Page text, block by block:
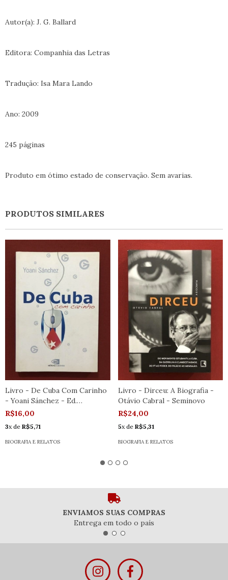
Autor(a): J. G. Ballard
Editora: Companhia das Letras
Tradução: Isa Mara Lando
Ano: 2009
245 páginas
Produto em ótimo estado de conservação. Sem avarias.
PRODUTOS SIMILARES
Livro - De Cuba Com Carinho
- Yoani Sánchez - Ed.
Contexto
R$16,00
3x de R$5,71
BIOGRAFIA E RELATOS
Livro - Dirceu: A Biografia -
Otávio Cabral - Seminovo
R$24,00
5x de R$5,31
BIOGRAFIA E RELATOS
ENVIAMOS SUAS COMPRAS
Entrega em todo o país